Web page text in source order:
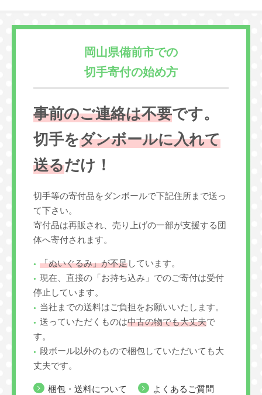
岡山県備前市での
切手寄付の始め方
事前のご連絡は不要です。
切手をダンボールに入れて
送るだけ！
切手等の寄付品をダンボールで下記住所まで送っ
て下さい。
寄付品は再販され、売り上げの一部が支援する団
体へ寄付されます。
「ぬいぐるみ」が不足しています。
現在、直接の「お持ち込み」でのご寄付は受付
停止しています。
当社までの送料はご負担をお願いいたします。
送っていただくものは中古の物でも大丈夫で
す。
段ボール以外のもので梱包していただいても大
丈夫です。
梱包・送料について
よくあるご質問